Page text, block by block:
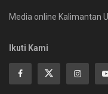
Media online Kalimantan
Ikuti Kami